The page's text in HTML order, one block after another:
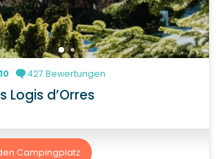
427 Bewertungen
Logis d’Orres
Campingplatz